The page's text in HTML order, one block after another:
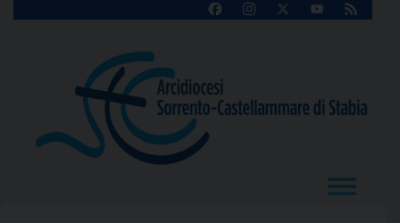
FacebookInstagram
X
YouTube
Feed